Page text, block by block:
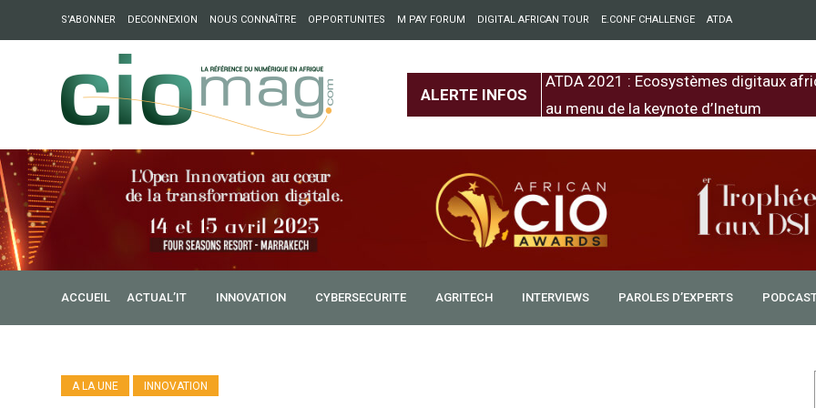
S’ABONNER DECONNEXION NOUS CONNAÎTRE OPPORTUNITES M PAY FORUM DIGITAL AFRICAN TOUR E.CONF CHALLENGE ATDA
ALERTE INFOS
: Partech Shaker lance Chapter54 pour créer des ponts entre l’Europe et
ATDA 2021 : Ecosystèmes digitaux
au menu de la keynote d’Inetum
ACCUEIL ACTUAL’IT INNOVATION CYBERSECURITE AGRITECH INTERVIEWS PAROLES D’EXPERTS
A LA UNE INNOVATION